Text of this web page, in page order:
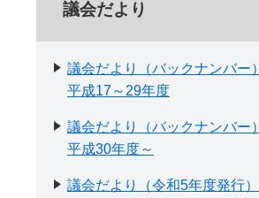
議会だより
議会だより（バックナンバー）
平成17～29年度
議会だより（バックナンバー）
平成30年度～
議会だより（令和5年度発行）